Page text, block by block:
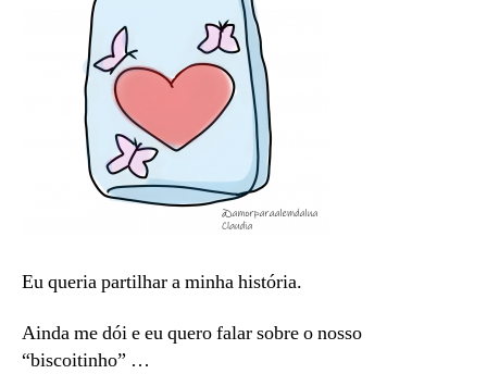
Eu queria partilhar a minha história.
Ainda me dói e eu quero falar sobre o nosso
“biscoitinho” …